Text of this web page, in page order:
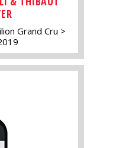
Grand Cru